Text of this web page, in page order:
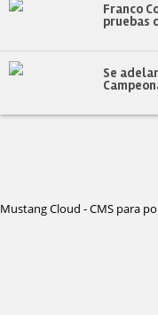
Franco
pruebas
Se
Mustang Cloud - CMS para